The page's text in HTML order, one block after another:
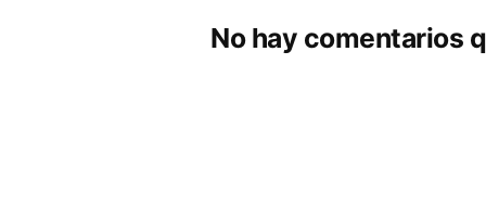
No hay comentarios